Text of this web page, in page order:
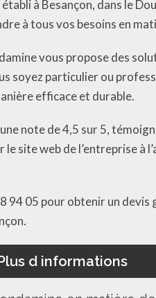
à Besançon, dans le
à tous vos besoins en
vous propose des
soyez particulier ou
efficace et durable.
note de 4,5 sur 5,
site web de l’entreprise
94 05 pour obtenir un
d informations